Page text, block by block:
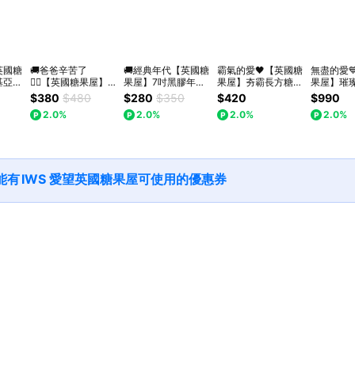
國糖
手
🚚爸爸辛苦了
🧔‍♂️【英國糖果屋】
黑膠唱盤杯墊組｜父
親節禮物｜快速出貨
$380 $480
2.0%
🚚經典年代【英國糖
果屋】7吋黑膠年代
單曲美耐皿盤 - 單款
入｜父親節禮物｜快
速出貨
$280 $350
2.0%
霸氣的愛🖤【英國糖
果屋】夯霸長方糖果
禮盒｜英國糖迷你包
4包入
$420
2.0%
無盡的愛
果屋】璀
茶葉禮盒
你包12包
12包入
$990
2.0%
有IWS 愛望英國糖果屋可使用的優惠券